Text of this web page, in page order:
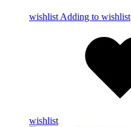
wishlistAdding to wishlist
wishlist